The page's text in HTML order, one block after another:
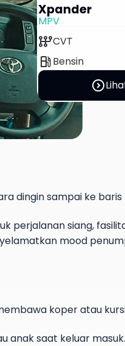
dingin sampai ke
perjalanan siang,
mood
koper atau
anak saat keluar masuk.
Xpander
MPV
auto_transmissionCVT
local_gas_stationBensin
expand_circle_right